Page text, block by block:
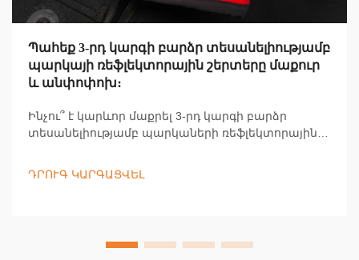
Պահեք 3-րդ կարգի բարձր տեսանելիությամբ
պարկայի ռեֆլեկտորային շերտերը մաքուր
և անփոփոխ։
Ինչու՞ է կարևոր մաքրել 3-րդ կարգի բարձր
տեսանելիությամբ պարկաների ռեֆլեկտորային
Բացահայտեք պահպանման հանգամանքներ,
ԴՐՈՒԳ ԿԱՐԳԱՑՎԵԼ